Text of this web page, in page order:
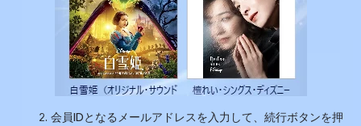
2. 会員IDとなるメールアドレスを入力して、続行ボタンを押